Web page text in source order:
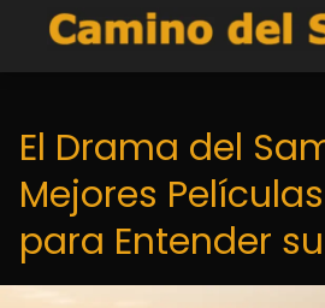
El Drama del
Mejores
para Entender